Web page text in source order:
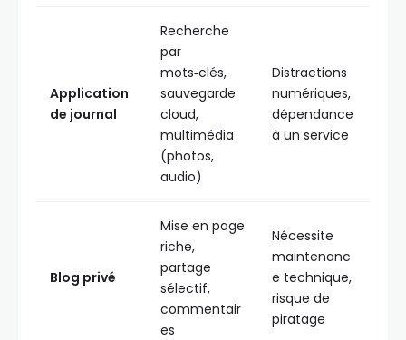
Application
de journal
Recherche
par
mots‑clés,
sauvegarde
cloud,
multimédia
(photos,
audio)
Distractions
numériques,
dépendance
à un service
Blog privé
Mise en page
riche,
partage
sélectif,
commentair
es
Nécessite
maintenanc
e technique,
risque de
piratage